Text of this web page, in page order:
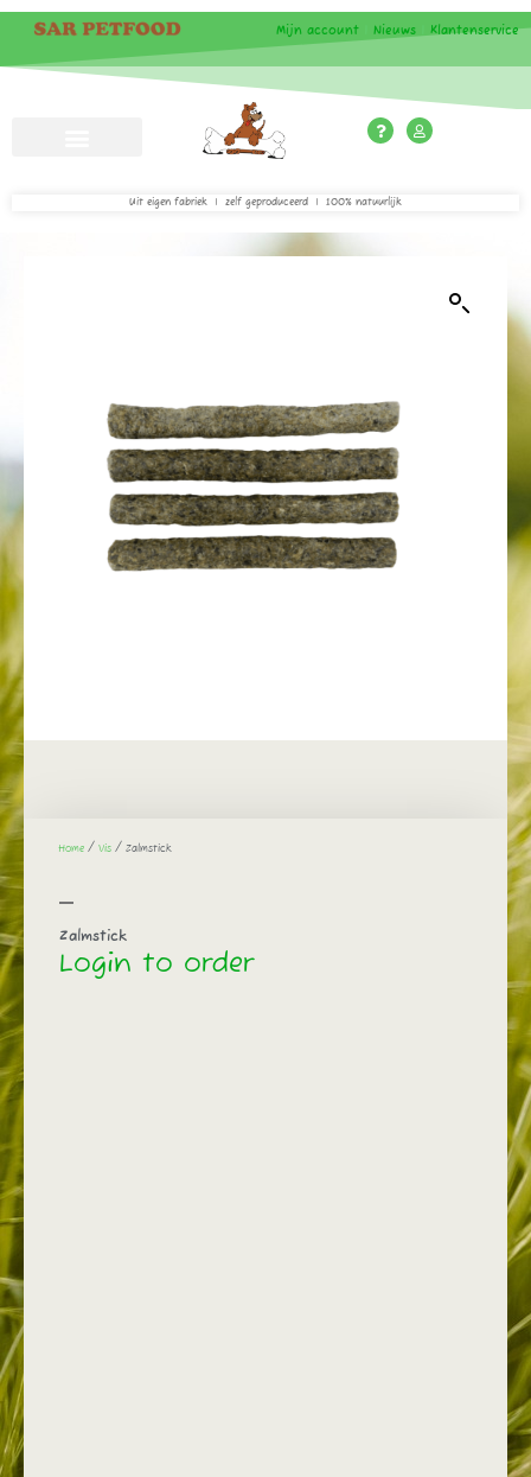
Mijn account Nieuws Klantenservice
Uit eigen fabriek | zelf geproduceerd | 100% natuurlijk
Home / Vis / Zalmstick
Zalmstick
Login to order